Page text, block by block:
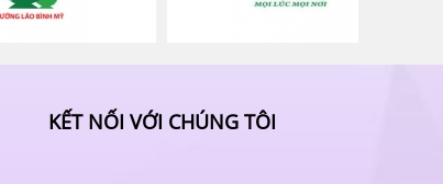
KẾT NỐI VỚI CHÚNG TÔI